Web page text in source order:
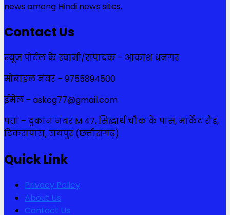
news among Hindi news sites.
Contact Us
न्यूज पोर्टल के स्वामी/संपादक – आकाश धनगर
मोबाइल नंबर – 9755894500
ईमेल – askcg77@gmail.com
पता – दुकान नंबर M 47, सिद्धार्थ चौक के पास, मार्केट रोड,
टिकरापारा, रायपुर (छत्तीसगढ़)
Quick Link
Privacy Policy
About Us
Contact Us